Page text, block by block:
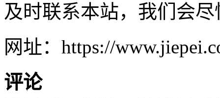
及时联系本站，我们会
网址：https://
评论